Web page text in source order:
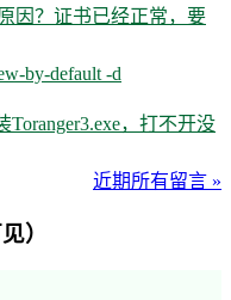
因？证书已经正常，要
by-default -d
，打不开没
近期所有留言 »
）